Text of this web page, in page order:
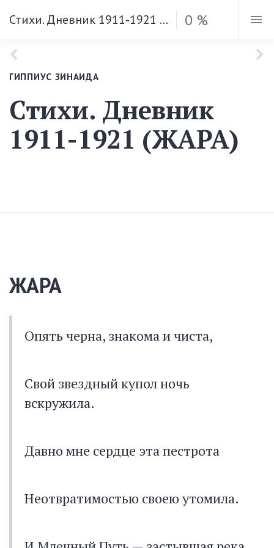
Стихи. Дневник 1911-1921 (ЖАРА) 0 %
ГИППИУС ЗИНАИДА
Стихи. Дневник
1911-1921 (ЖАРА)
ЖАРА
Опять черна, знакома и чиста,
Свой звездный купол ночь
вскружила.
Давно мне сердце эта пестрота
Неотвратимостью своею утомила.